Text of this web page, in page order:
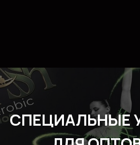
ПОКУПАТЕЛЕЙ, КОМАНД,
ФЕДЕРАЦИЙ
Скидка 5% при заказе от 10 единиц
Бесплатная доставка от 10 000 р.